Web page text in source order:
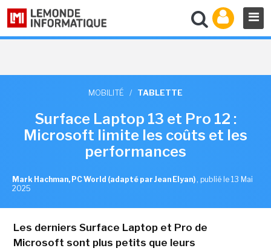
MOBILITÉ / TABLETTE
Surface Laptop 13 et Pro 12 :
Microsoft limite les coûts et les
performances
Mark Hachman, PC World (adapté par Jean Elyan) , publié le 13 Mai
2025
Les derniers Surface Laptop et Pro de
Microsoft sont plus petits que leurs